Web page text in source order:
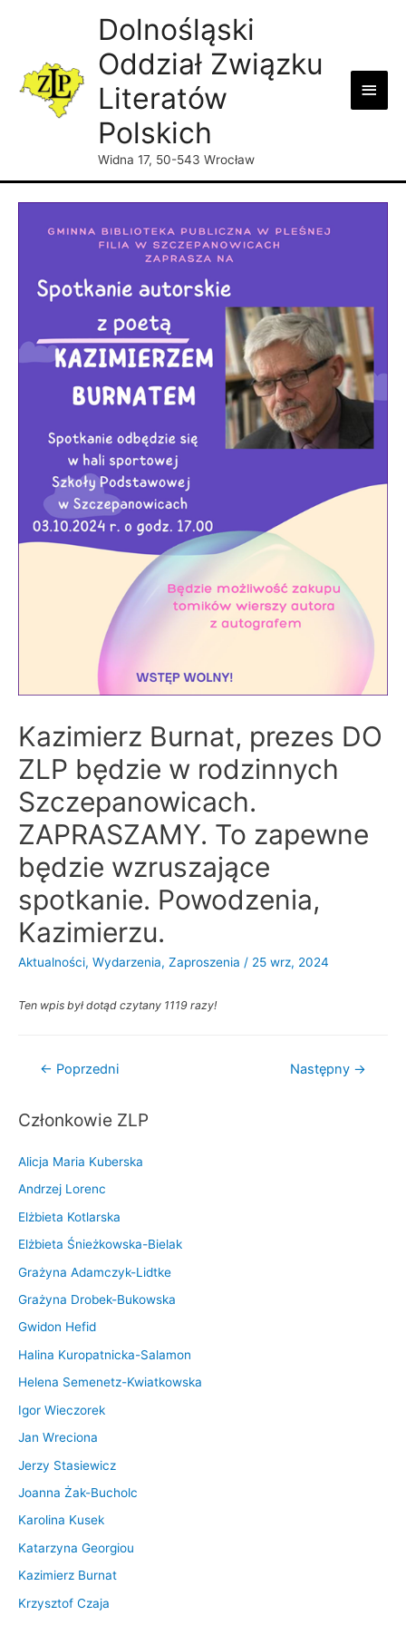
Dolnośląski
Oddział Związku
Literatów
Polskich
Widna 17, 50-543 Wrocław
Main
Kazimierz Burnat, prezes DO
ZLP będzie w rodzinnych
Szczepanowicach.
ZAPRASZAMY. To zapewne
będzie wzruszające
spotkanie. Powodzenia,
Kazimierzu.
Aktualności, Wydarzenia, Zaproszenia / 25 wrz, 2024
Ten wpis był dotąd czytany 1119 razy!
Nawigacja
← Poprzedni Następny →
Członkowie ZLP
Alicja Maria Kuberska
Andrzej Lorenc
Elżbieta Kotlarska
Elżbieta Śnieżkowska-Bielak
Grażyna Adamczyk-Lidtke
Grażyna Drobek-Bukowska
Gwidon Hefid
Halina Kuropatnicka-Salamon
Helena Semenetz-Kwiatkowska
Igor Wieczorek
Jan Wreciona
Jerzy Stasiewicz
Joanna Żak-Bucholc
Karolina Kusek
Katarzyna Georgiou
Kazimierz Burnat
Krzysztof Czaja